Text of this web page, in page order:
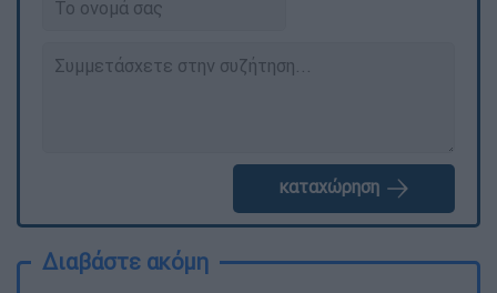
καταχώρηση
Διαβάστε ακόμη